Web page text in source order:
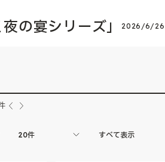
の宴シリーズ」 2026/6/26
20件 すべて表示